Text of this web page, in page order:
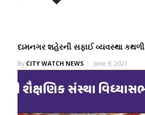
દામનગર શહેરની સફાઈ વ્યવસ્થા કથળી
By CITY WATCH NEWS June 9, 2021